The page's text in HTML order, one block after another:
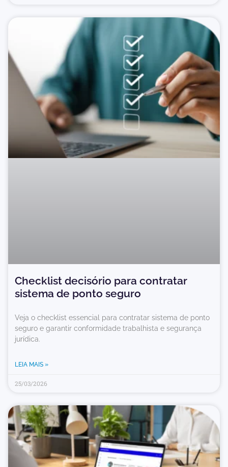
Checklist decisório para contratar
sistema de ponto seguro
Veja o checklist essencial para contratar sistema de ponto
seguro e garantir conformidade trabalhista e segurança
jurídica.
LEIA MAIS »
25/03/2026